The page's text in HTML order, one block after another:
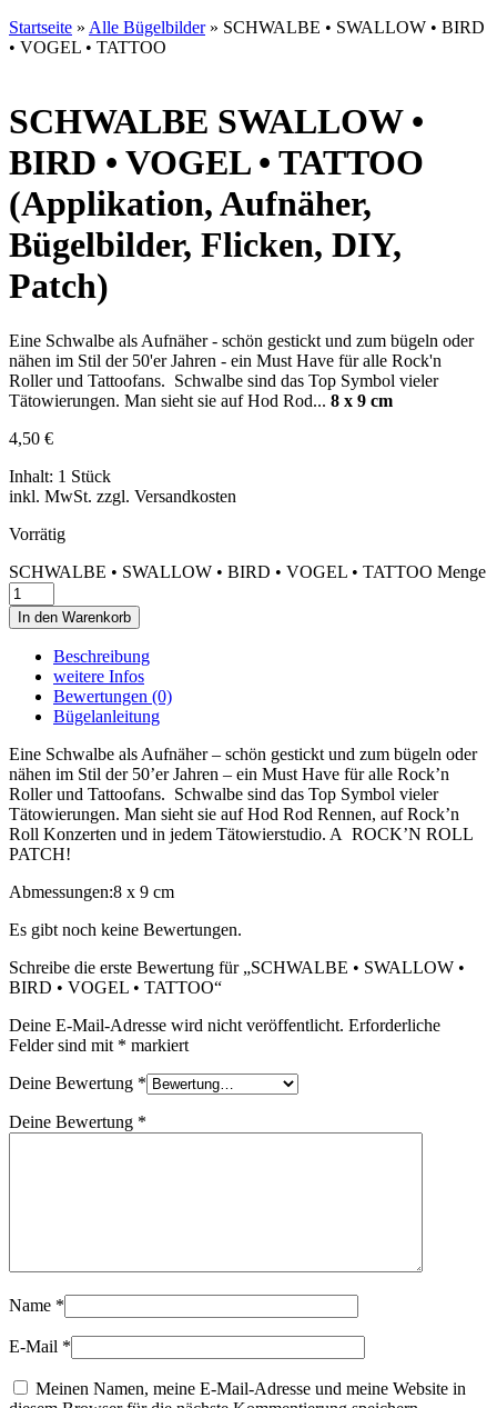
Startseite » Alle Bügelbilder» SCHWALBE • SWALLOW • BIRD
• VOGEL • TATTOO
SCHWALBE SWALLOW •
BIRD • VOGEL • TATTOO
(Applikation, Aufnäher,
Bügelbilder, Flicken, DIY,
Patch)
Eine Schwalbe als Aufnäher - schön gestickt und zum bügeln oder
nähen im Stil der 50'er Jahren - ein Must Have für alle Rock'n
Roller und Tattoofans. Schwalbe sind das Top Symbol vieler
Tätowierungen. Man sieht sie auf Hod Rod... 8 x 9 cm
4,50 €
Inhalt: 1 Stück
inkl. MwSt. zzgl. Versandkosten
Vorrätig
SCHWALBE • SWALLOW • BIRD • VOGEL • TATTOO Menge
In den Warenkorb
Beschreibung
weitere Infos
Bewertungen (0)
Bügelanleitung
Eine Schwalbe als Aufnäher – schön gestickt und zum bügeln oder
nähen im Stil der 50’er Jahren – ein Must Have für alle Rock’n
Roller und Tattoofans. Schwalbe sind das Top Symbol vieler
Tätowierungen. Man sieht sie auf Hod Rod Rennen, auf Rock’n
Roll Konzerten und in jedem Tätowierstudio. A ROCK’N ROLL
PATCH!
Abmessungen:8 x 9 cm
Es gibt noch keine Bewertungen.
Schreibe die erste Bewertung für „SCHWALBE • SWALLOW •
BIRD • VOGEL • TATTOO“
Deine E-Mail-Adresse wird nicht veröffentlicht. Erforderliche
Felder sind mit * markiert
Deine Bewertung *
Deine Bewertung *
Name *
E-Mail *
Meinen Namen, meine E-Mail-Adresse und meine Website in